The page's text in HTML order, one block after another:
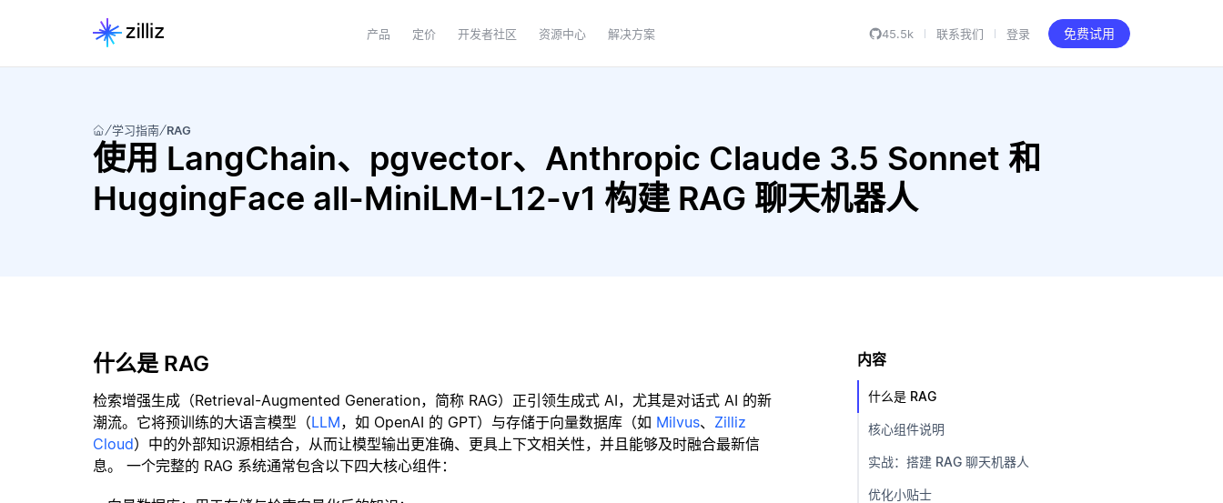
产品 定价 开发者社区 资源中心 解决方案 45.5k 联系我们 登录 免费试用
学习指南 RAG
使用 LangChain、pgvector、Anthropic Claude 3.5 Sonnet 和
HuggingFace all-MiniLM-L12-v1 构建 RAG 聊天机器人
什么是 RAG
检索增强生成（Retrieval-Augmented Generation，简称 RAG）正引领生成式 AI，尤其是对话式 AI 的新
潮流。它将预训练的大语言模型（LLM，如 OpenAI 的 GPT）与存储于向量数据库（如 Milvus、 Zilliz
Cloud）中的外部知识源相结合，从而让模型输出更准确、更具上下文相关性，并且能够及时融合最新信
息。 一个完整的 RAG 系统通常包含以下四大核心组件：
内容
什么是 RAG
核心组件说明
实战：搭建 RAG 聊天机器人
优化小贴士